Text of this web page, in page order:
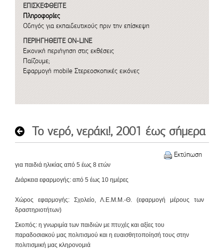
ΕΠΙΣΚΕΦΘΕΙΤΕ
Πληροφορίες
Οδηγός για εκπαιδευτικούς πριν την επίσκεψη
ΠΕΡΙΗΓΗΘΕΙΤΕ ON-LINE
Εικονική περιήγηση στις εκθέσεις
Παίζουμε;
Εφαρμογή mobile Στερεοσκοπικές εικόνες
Το νερό, νεράκι!, 2001 έως σήμερα
Εκτύπωση
για παιδιά ηλικίας από 5 έως 8 ετών
Διάρκεια εφαρμογής: από 5 έως 10 ημέρες
Χώρος εφαρμογής: Σχολείο, Λ.Ε.Μ.Μ.-Θ. (εφαρμογή μέρους των
δραστηριοτήτων)
Σκοπός: η γνωριμία των παιδιών με πτυχές και αξίες του
παραδοσιακού μας πολιτισμού και η ευαισθητοποίησή τους στην
πολιτισμική μας κληρονομιά